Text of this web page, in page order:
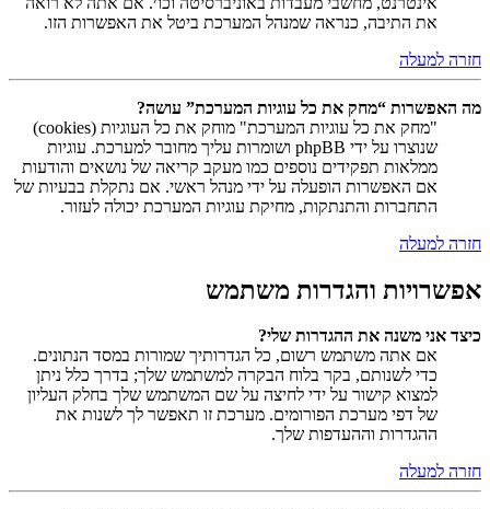
את התיבה, כנראה שמנהל המערכת ביטל את האפשרות הזו.
חזרה למעלה
מה האפשרות “מחק את כל עוגיות המערכת” עושה?
"מחק את כל עוגיות המערכת" מוחק את כל העוגיות (cookies)
שנוצרו על ידי phpBB ושומרות עליך מחובר למערכת. עוגיות
ממלאות תפקידים נוספים כמו מעקב קריאה של נושאים והודעות
אם האפשרות הופעלה על ידי מנהל ראשי. אם נתקלת בבעיות של
התחברות והתנתקות, מחיקת עוגיות המערכת יכולה לעזור.
חזרה למעלה
אפשרויות והגדרות משתמש
כיצד אני משנה את ההגדרות שלי?
אם אתה משתמש רשום, כל הגדרותיך שמורות במסד הנתונים.
כדי לשנותם, בקר בלוח הבקרה למשתמש שלך; בדרך כלל ניתן
למצוא קישור על ידי לחיצה על שם המשתמש שלך בחלק העליון
של דפי מערכת הפורומים. מערכת זו תאפשר לך לשנות את
ההגדרות וההעדפות שלך.
חזרה למעלה